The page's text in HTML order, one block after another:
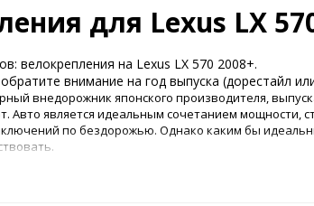
для Lexus LX
велокрепления на Lexus LX 570 2008+.
внимание на год выпуска (дорестайл
внедорожник японского производителя,
Авто является идеальным сочетанием мощности,
по бездорожью. Однако каким бы